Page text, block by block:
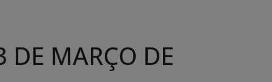
MARÇO DE